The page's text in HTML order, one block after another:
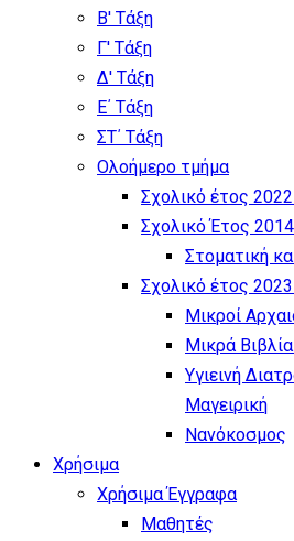
Β' Τάξη
Γ' Τάξη
Δ' Τάξη
Ε΄ Τάξη
ΣΤ΄ Τάξη
Ολοήμερο τμήμα
Σχολικό έτος
Σχολικό Έτος
Στοματική
Σχολικό έτος
Μικροί
Μικρά
Υγιεινή
Μαγειρική
Νανόκοσμος
Χρήσιμα
Χρήσιμα Έγγραφα
Μαθητές